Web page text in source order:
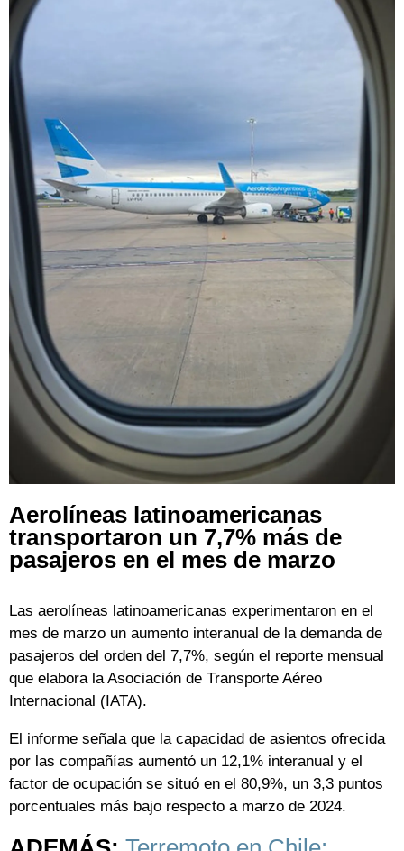
Aerolíneas latinoamericanas
transportaron un 7,7% más de
pasajeros en el mes de marzo
Las aerolíneas latinoamericanas experimentaron en el
mes de marzo un aumento interanual de la demanda de
pasajeros del orden del 7,7%, según el reporte mensual
que elabora la Asociación de Transporte Aéreo
Internacional (IATA).
El informe señala que la capacidad de asientos ofrecida
por las compañías aumentó un 12,1% interanual y el
factor de ocupación se situó en el 80,9%, un 3,3 puntos
porcentuales más bajo respecto a marzo de 2024.